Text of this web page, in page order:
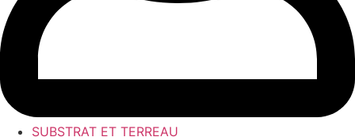
SUBSTRAT ET TERREAU